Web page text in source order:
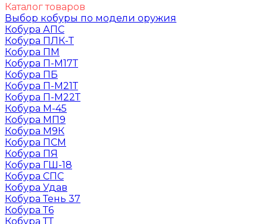
Каталог товаров
Выбор кобуры по модели оружия
Кобура АПС
Кобура ПЛК-Т
Кобура ПМ
Кобура П-М17Т
Кобура ПБ
Кобура П-М21Т
Кобура П-М22Т
Кобура М-45
Кобура МП9
Кобура М9К
Кобура ПСМ
Кобура ПЯ
Кобура ГШ-18
Кобура СПС
Кобура Удав
Кобура Тень 37
Кобура Т6
Кобура ТТ